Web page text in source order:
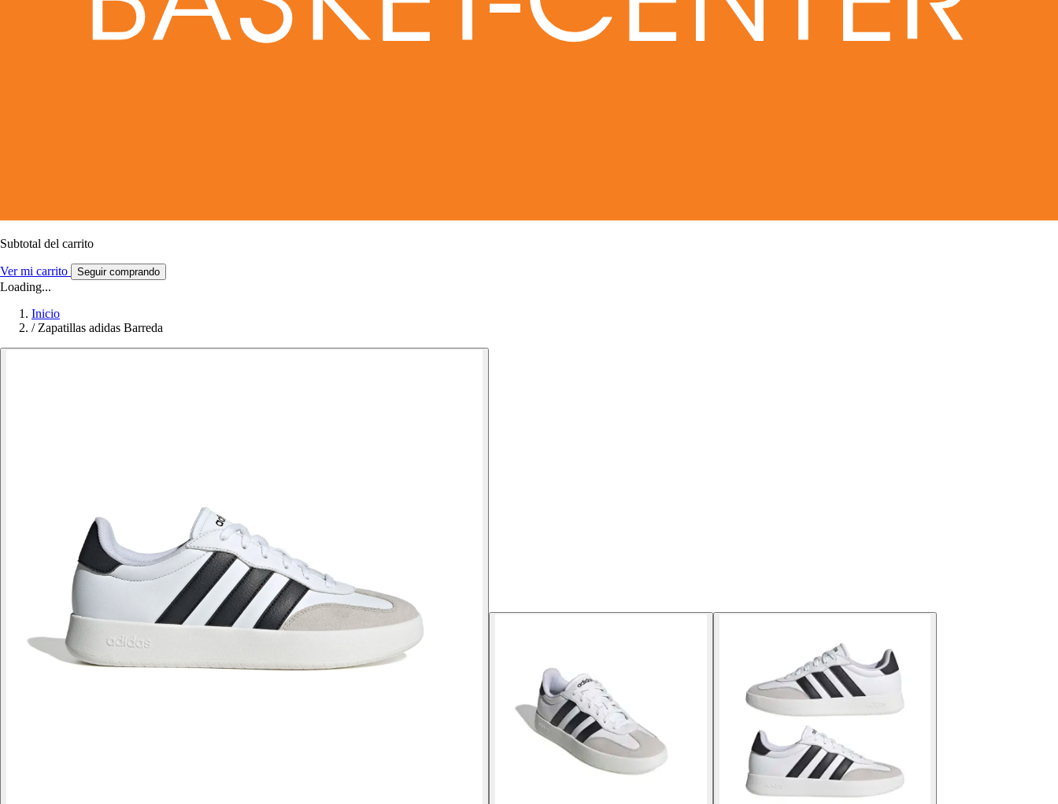
Subtotal del carrito
Ver mi carrito Seguir comprando
Loading...
Inicio
/ Zapatillas adidas Barreda